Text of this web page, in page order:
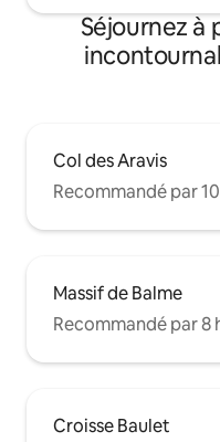
Séjournez à
Col des Aravis
Recommandé par
Massif de Balme
Recommandé par 8
Croisse Baulet